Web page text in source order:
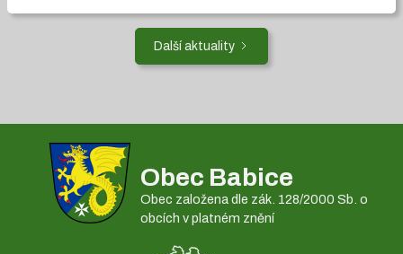
Další aktuality
Obec Babice
Obec založena dle zák. 128/2000 Sb. o
obcích v platném znění